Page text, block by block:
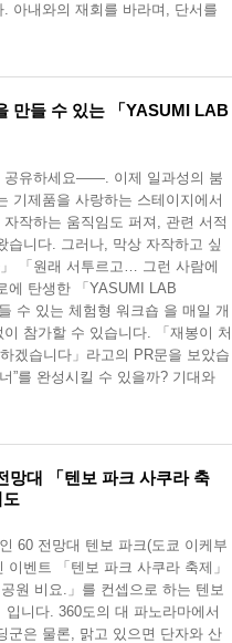
아내와의 재회를 바라며, 단서를
만들 수 있는 「YASUMI LAB
공유하세요——. 이제 일과성의 붐
기제품을 사랑하는 스테이지에서
작하는 움직임도 퍼져, 관련 서적
습니다. 그러나, 막상 자작하고 싶
「원래 서투르고… 그런 사람에
에 탄생한 「YASUMI LAB
수 있는 체험형 워크숍 을 매일 개
참가할 수 있습니다. 「재봉이 처
겠습니다」라고의 PR문을 보았습
”를 완성시킬 수 있을까? 기대와
망대 「텐보 파크 사쿠라 축
60 전망대 텐보 파크(도쿄 이케부
벤트 「텐보 파크 사쿠라 축제」
원 비요.」를 컨셉으로 하는 텐보
니다. 360도의 대 파노라마에서
군은 물론, 맑고 있으면 단자와 산